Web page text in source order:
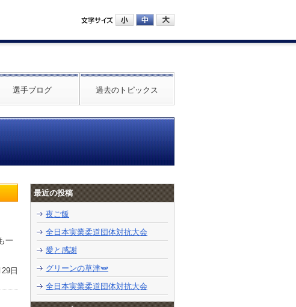
選手ブログ 過去のトピックス
一
日
最近の投稿
夜ご飯
全日本実業柔道団体対抗大会
愛と感謝
グリーンの草津🫛
全日本実業柔道団体対抗大会